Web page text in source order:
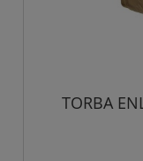
TORBA